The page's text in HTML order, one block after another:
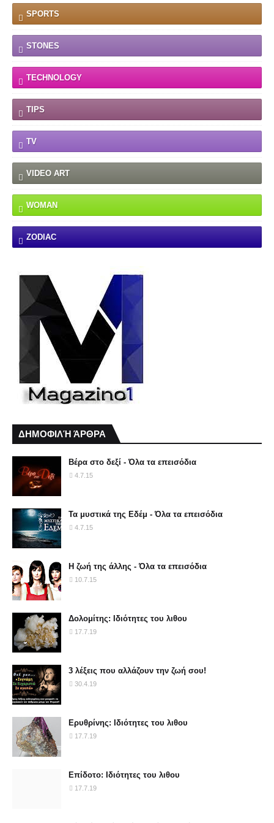
SPORTS
STONES
TECHNOLOGY
TIPS
TV
VIDEO ART
WOMAN
ZODIAC
ΔΗΜΟΦΙΛΉ ΆΡΘΡΑ
Βέρα στο δεξί - Όλα τα επεισόδια
4.7.15
Τα μυστικά της Εδέμ - Όλα τα επεισόδια
4.7.15
Η ζωή της άλλης - Όλα τα επεισόδια
10.7.15
Δολομίτης: Ιδιότητες του λιθου
17.7.19
3 λέξεις που αλλάζουν την ζωή σου!
30.4.19
Ερυθρίνης: Ιδιότητες του λιθου
17.7.19
Επίδοτο: Ιδιότητες του λιθου
17.7.19